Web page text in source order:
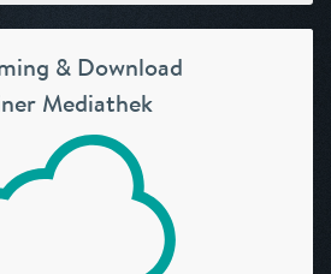
& Download
Mediathek